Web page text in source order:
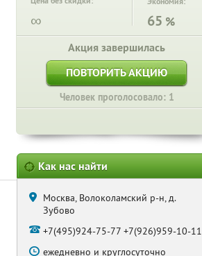
∞ 65 %
Акция завершилась
ПОВТОРИТЬ АКЦИЮ
Человек проголосовало: 1
Как нас найти
Москва, Волоколамский р-н, д.
Зубово
+7(495)924-75-77 +7(926)959-10-11
ежедневно и круглосуточно